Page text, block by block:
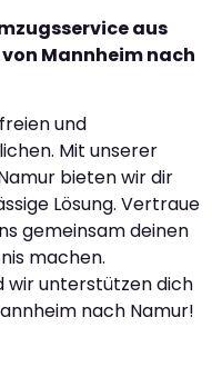
aus
Mannheim nach
und
Mit unserer
bieten wir dir
Lösung. Vertraue
gemeinsam deinen
machen.
wir unterstützen dich
nach Namur!